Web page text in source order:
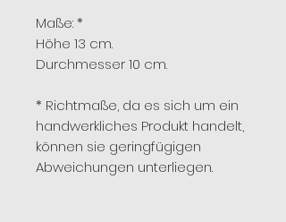
Maße: *
Höhe 13 cm.
Durchmesser 10 cm.
* Richtmaße, da es sich um ein
handwerkliches Produkt handelt,
können sie geringfügigen
Abweichungen unterliegen.